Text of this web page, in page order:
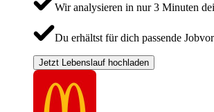
Wir analysieren in nur 3 Minuten
Du erhältst für dich passende
Jetzt Lebenslauf hochladen